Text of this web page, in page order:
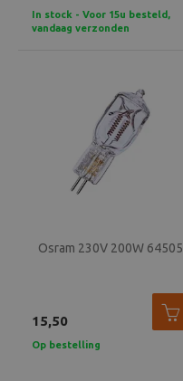
In stock - Voor 15u besteld,
vandaag verzonden
Osram 230V 200W 64505
15,50
Op bestelling